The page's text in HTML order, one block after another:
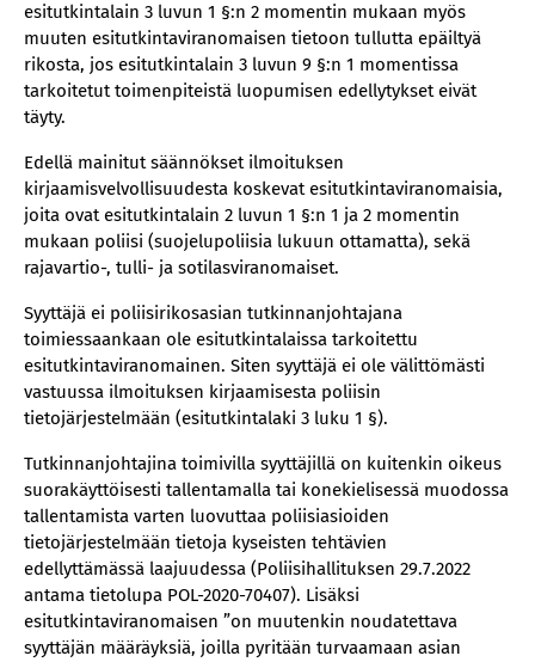
esitutkintalain 3 luvun 1 §:n 2 momentin mukaan myös
muuten esitutkintaviranomaisen tietoon tullutta epäiltyä
rikosta, jos esitutkintalain 3 luvun 9 §:n 1 momentissa
tarkoitetut toimenpiteistä luopumisen edellytykset eivät
täyty.
Edellä mainitut säännökset ilmoituksen
kirjaamisvelvollisuudesta koskevat esitutkintaviranomaisia,
joita ovat esitutkintalain 2 luvun 1 §:n 1 ja 2 momentin
mukaan poliisi (suojelupoliisia lukuun ottamatta), sekä
rajavartio-, tulli- ja sotilasviranomaiset.
Syyttäjä ei poliisirikosasian tutkinnanjohtajana
toimiessaankaan ole esitutkintalaissa tarkoitettu
esitutkintaviranomainen. Siten syyttäjä ei ole välittömästi
vastuussa ilmoituksen kirjaamisesta poliisin
tietojärjestelmään (esitutkintalaki 3 luku 1 §).
Tutkinnanjohtajina toimivilla syyttäjillä on kuitenkin oikeus
suorakäyttöisesti tallentamalla tai konekielisessä muodossa
tallentamista varten luovuttaa poliisiasioiden
tietojärjestelmään tietoja kyseisten tehtävien
edellyttämässä laajuudessa (Poliisihallituksen 29.7.2022
antama tietolupa POL-2020-70407). Lisäksi
esitutkintaviranomaisen ”on muutenkin noudatettava
syyttäjän määräyksiä, joilla pyritään turvaamaan asian